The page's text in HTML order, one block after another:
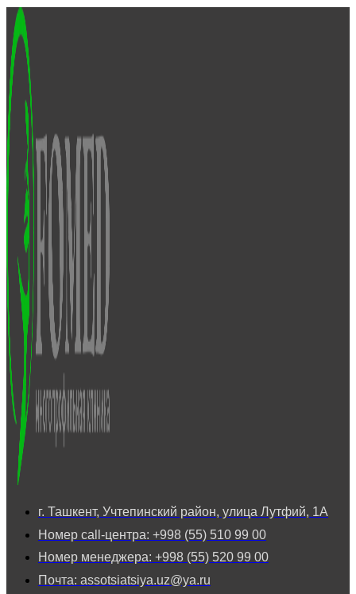
г. Ташкент, Учтепинский район, улица Лутфий, 1А
Номер call-центра: +998 (55) 510 99 00
Номер менеджера: +998 (55) 520 99 00
Почта: assotsiatsiya.uz@ya.ru